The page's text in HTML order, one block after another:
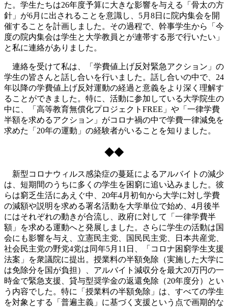
た。学生たちは26年度予算に大きな影響を与える「骨太の方
針」が6月に出されることを意識し、5月8日に院内集会を開
催することを計画しました。その過程で、幹事学生から「今
度の院内集会は学生と大学教員とが連帯する形で行いたい」
と私に連絡がありました。
連絡を受けて私は、「学費値上げ反対緊急アクション」の
学生の皆さんと話し合いを行いました。話し合いの中で、24
年以降の学費値上げ反対運動の経過と意義をより深く理解す
ることができました。特に、活動に参加している大学院生の
中に、「高等教育無償化プロジェクトFREE」や「一律学費
半額を求めるアクション」がコロナ禍の中で学費一律減免を
求めた「20年の運動」の経験者がいることを知りました。
◆◆
新型コロナウィルス感染症の蔓延によるアルバイトの減少
は、短期間のうちに多くの学生を困窮に追い込みました。彼
らは窮乏生活にあえぐ中、20年4月初旬から大学に対し学費
の減額や説明を求める署名活動を大学単位で始め、4月後半
にはそれぞれの動きが合流し、政府に対して「一律学費半
額」を求める運動へと発展しました。さらに学生の活動は国
会にも影響を与え、立憲民主党、国民民主党、日本共産党、
社会民主党の野党4党は同年5月11日、「コロナ困窮学生支援
法案」を衆議院に提出。授業料の半額免除（実施した大学に
は免除分を国が負担）、アルバイト減収分を最大20万円の一
時金で緊急支援、貸与型奨学金の返還免除（20年度分）とい
う内容でした。特に「授業料の半額免除」は、すべての学生
を対象とする「普遍主義」に基づく支援という点で画期的な